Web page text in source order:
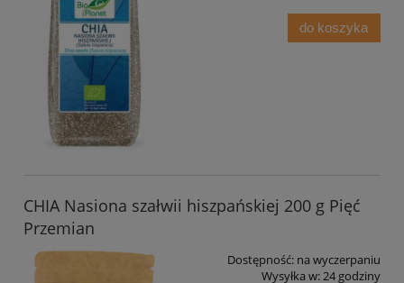
do koszyka
CHIA Nasiona szałwii hiszpańskiej 200 g Pięć
Przemian
Dostępność: na wyczerpaniu
Wysyłka w:24 godziny